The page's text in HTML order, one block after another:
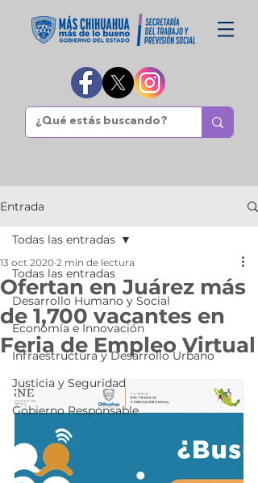
Entrada
Todas las entradas
Desarrollo Humano y Social
Economía e Innovación
Infraestructura y Desarrollo Urbano
Justicia y Seguridad
Gobierno Responsable
Todas las entradas
Ofertan en Juárez más
de 1,700 vacantes en
Feria de Empleo Virtual
13 oct 2020 2 min de lectura